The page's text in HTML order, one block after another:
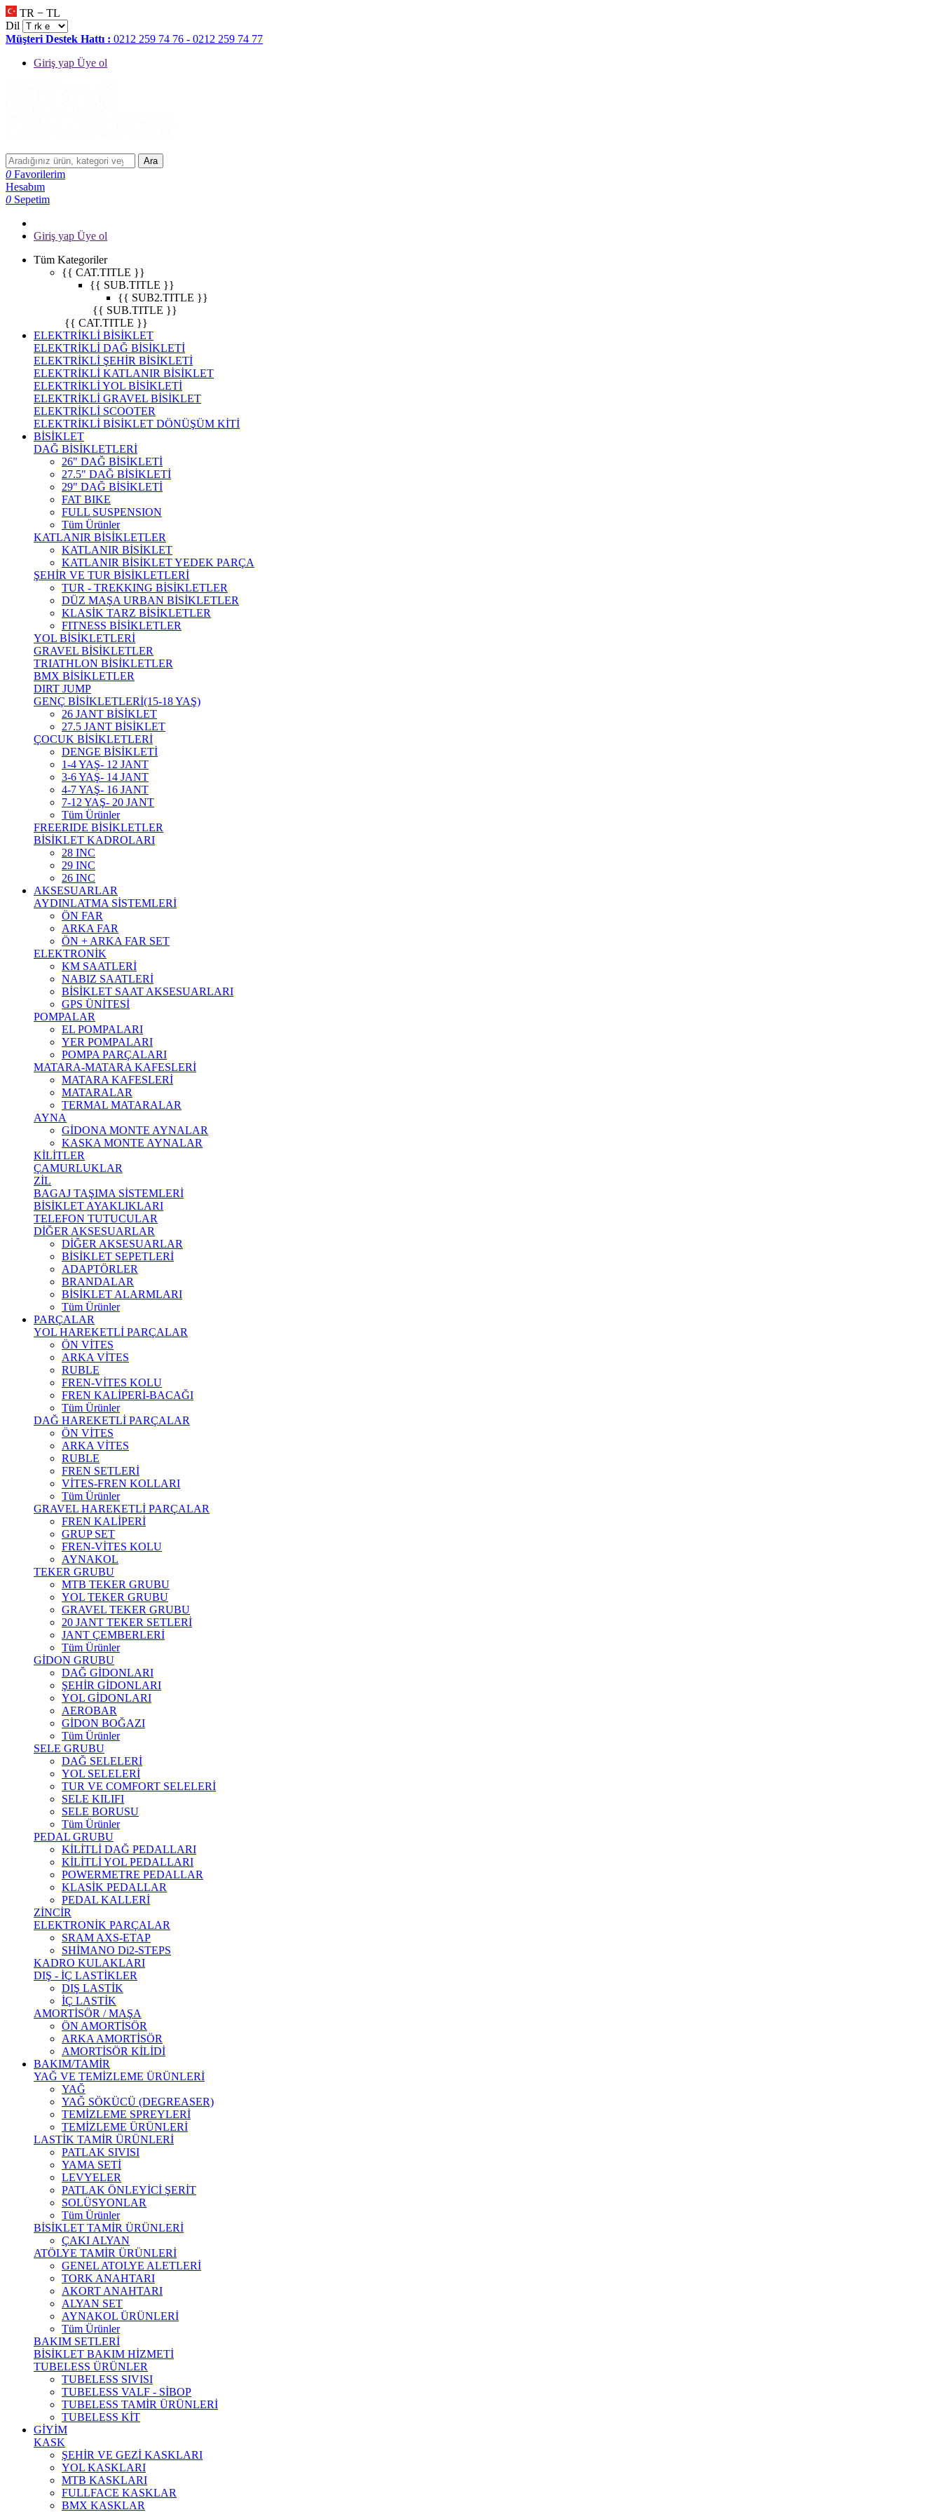
TR − TL
Dil
Müşteri Destek Hattı : 0212 259 74 76 - 0212 259 74 77
Giriş yap Üye ol
Ara
0 Favorilerim
Hesabım
0 Sepetim
Giriş yap Üye ol
Tüm Kategoriler
{{ CAT.TITLE }}
{{ SUB.TITLE }}
{{ SUB2.TITLE }}
{{ SUB.TITLE }}
{{ CAT.TITLE }}
ELEKTRİKLİ BİSİKLET
ELEKTRİKLİ DAĞ BİSİKLETİ
ELEKTRİKLİ ŞEHİR BİSİKLETİ
ELEKTRİKLİ KATLANIR BİSİKLET
ELEKTRİKLİ YOL BİSİKLETİ
ELEKTRİKLİ GRAVEL BİSİKLET
ELEKTRİKLİ SCOOTER
ELEKTRİKLİ BİSİKLET DÖNÜŞÜM KİTİ
BİSİKLET
DAĞ BİSİKLETLERİ
26" DAĞ BİSİKLETİ
27.5" DAĞ BİSİKLETİ
29" DAĞ BİSİKLETİ
FAT BIKE
FULL SUSPENSION
Tüm Ürünler
KATLANIR BİSİKLETLER
KATLANIR BİSİKLET
KATLANIR BİSİKLET YEDEK PARÇA
ŞEHİR VE TUR BİSİKLETLERİ
TUR - TREKKING BİSİKLETLER
DÜZ MAŞA URBAN BİSİKLETLER
KLASİK TARZ BİSİKLETLER
FITNESS BİSİKLETLER
YOL BİSİKLETLERİ
GRAVEL BİSİKLETLER
TRIATHLON BİSİKLETLER
BMX BİSİKLETLER
DIRT JUMP
GENÇ BİSİKLETLERİ(15-18 YAŞ)
26 JANT BİSİKLET
27.5 JANT BİSİKLET
ÇOCUK BİSİKLETLERİ
DENGE BİSİKLETİ
1-4 YAŞ- 12 JANT
3-6 YAŞ- 14 JANT
4-7 YAŞ- 16 JANT
7-12 YAŞ- 20 JANT
Tüm Ürünler
FREERIDE BİSİKLETLER
BİSİKLET KADROLARI
28 INC
29 INC
26 INC
AKSESUARLAR
AYDINLATMA SİSTEMLERİ
ÖN FAR
ARKA FAR
ÖN + ARKA FAR SET
ELEKTRONİK
KM SAATLERİ
NABIZ SAATLERİ
BİSİKLET SAAT AKSESUARLARI
GPS ÜNİTESİ
POMPALAR
EL POMPALARI
YER POMPALARI
POMPA PARÇALARI
MATARA-MATARA KAFESLERİ
MATARA KAFESLERİ
MATARALAR
TERMAL MATARALAR
AYNA
GİDONA MONTE AYNALAR
KASKA MONTE AYNALAR
KİLİTLER
ÇAMURLUKLAR
ZİL
BAGAJ TAŞIMA SİSTEMLERİ
BİSİKLET AYAKLIKLARI
TELEFON TUTUCULAR
DİĞER AKSESUARLAR
DİĞER AKSESUARLAR
BİSİKLET SEPETLERİ
ADAPTÖRLER
BRANDALAR
BİSİKLET ALARMLARI
Tüm Ürünler
PARÇALAR
YOL HAREKETLİ PARÇALAR
ÖN VİTES
ARKA VİTES
RUBLE
FREN-VİTES KOLU
FREN KALİPERİ-BACAĞI
Tüm Ürünler
DAĞ HAREKETLİ PARÇALAR
ÖN VİTES
ARKA VİTES
RUBLE
FREN SETLERİ
VİTES-FREN KOLLARI
Tüm Ürünler
GRAVEL HAREKETLİ PARÇALAR
FREN KALİPERİ
GRUP SET
FREN-VİTES KOLU
AYNAKOL
TEKER GRUBU
MTB TEKER GRUBU
YOL TEKER GRUBU
GRAVEL TEKER GRUBU
20 JANT TEKER SETLERİ
JANT ÇEMBERLERİ
Tüm Ürünler
GİDON GRUBU
DAĞ GİDONLARI
ŞEHİR GİDONLARI
YOL GİDONLARI
AEROBAR
GİDON BOĞAZI
Tüm Ürünler
SELE GRUBU
DAĞ SELELERİ
YOL SELELERİ
TUR VE COMFORT SELELERİ
SELE KILIFI
SELE BORUSU
Tüm Ürünler
PEDAL GRUBU
KİLİTLİ DAĞ PEDALLARI
KİLİTLİ YOL PEDALLARI
POWERMETRE PEDALLAR
KLASİK PEDALLAR
PEDAL KALLERİ
ZİNCİR
ELEKTRONİK PARÇALAR
SRAM AXS-ETAP
SHİMANO Di2-STEPS
KADRO KULAKLARI
DIŞ - İÇ LASTİKLER
DIŞ LASTİK
İÇ LASTİK
AMORTİSÖR / MAŞA
ÖN AMORTİSÖR
ARKA AMORTİSÖR
AMORTİSÖR KİLİDİ
BAKIM/TAMİR
YAĞ VE TEMİZLEME ÜRÜNLERİ
YAĞ
YAĞ SÖKÜCÜ (DEGREASER)
TEMİZLEME SPREYLERİ
TEMİZLEME ÜRÜNLERİ
LASTİK TAMİR ÜRÜNLERİ
PATLAK SIVISI
YAMA SETİ
LEVYELER
PATLAK ÖNLEYİCİ ŞERİT
SOLÜSYONLAR
Tüm Ürünler
BİSİKLET TAMİR ÜRÜNLERİ
ÇAKI ALYAN
ATÖLYE TAMİR ÜRÜNLERİ
GENEL ATOLYE ALETLERİ
TORK ANAHTARI
AKORT ANAHTARI
ALYAN SET
AYNAKOL ÜRÜNLERİ
Tüm Ürünler
BAKIM SETLERİ
BİSİKLET BAKIM HİZMETİ
TUBELESS ÜRÜNLER
TUBELESS SIVISI
TUBELESS VALF - SİBOP
TUBELESS TAMİR ÜRÜNLERİ
TUBELESS KİT
GİYİM
KASK
ŞEHİR VE GEZİ KASKLARI
YOL KASKLARI
MTB KASKLARI
FULLFACE KASKLAR
BMX KASKLAR